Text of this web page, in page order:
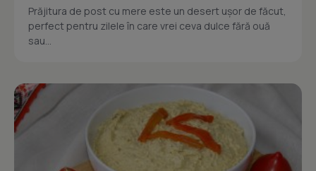
Prăjitura de post cu mere este un desert ușor de făcut,
perfect pentru zilele în care vrei ceva dulce fără ouă
sau...